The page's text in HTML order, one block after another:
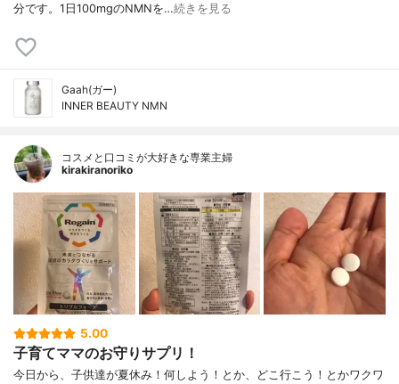
分です。1日100mgのNMNを…続きを見る
Gaah(ガー)
INNER BEAUTY NMN
コスメと口コミが大好きな専業主婦
kirakiranoriko
5.00
子育てママのお守りサプリ！
今日から、子供達が夏休み！何しよう！とか、どこ行こう！とかワクワ